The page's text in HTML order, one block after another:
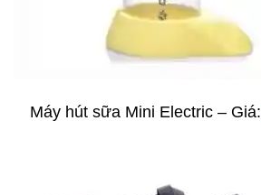
Máy hút sữa Mini Electric – Giá: